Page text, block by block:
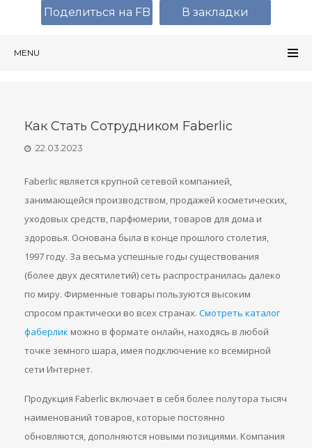
MENU
Как Стать Сотрудником Faberlic
22.03.2023
Faberlic является крупной сетевой компанией,
занимающейся производством, продажей косметических,
уходовых средств, парфюмерии, товаров для дома и
здоровья. Основана была в конце прошлого столетия,
1997 году. За весьма успешные годы существования
(более двух десятилетий) сеть распространилась далеко
по миру. Фирменные товары пользуются высоким
спросом практически во всех странах. Смотреть каталог
фаберлик можно в формате онлайн, находясь в любой
точке земного шара, имея подключение ко всемирной
сети Интернет.
Продукция Faberlic включает в себя более полутора тысяч
наименований товаров, которые постоянно
обновляются, дополняются новыми позициями. Компания
Поделиться на FB В закладки